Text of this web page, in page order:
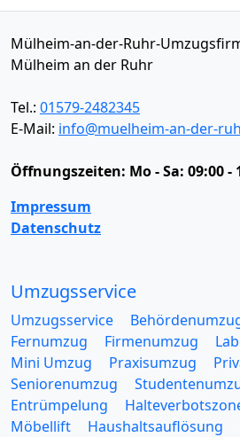
Mülheim-an-der-Ruhr-
Mülheim an der Ruhr
Tel.: 01579-2482345
E-Mail: info@muelheim-an-der-
Öffnungszeiten: Mo - Sa: 09:00 -
Impressum
Datenschutz
Umzugsservice
Umzugsservice
Fernumzug
Firmenumzug
Mini Umzug
Praxisumzug
Seniorenumzug
Entrümpelung
Möbellift
Haushaltsauflösung